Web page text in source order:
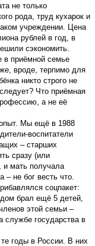
не только
рода, труд кухарок и
учреждении. Цена
рублей в год, в
сэкономить.
в приёмной семье
вроде, терпимо для
никто строго не
Что приёмная
а не её
Мы ещё в 1988
воспитатели
– старших
сразу (или
и мать получала
– не бог весть что.
соцпакет:
брал ещё 5 детей,
этой семьи –
службе государства в
годы в России. В них